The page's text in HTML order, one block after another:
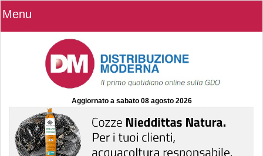
Menu
Aggiornato a sabato 08 agosto 2026